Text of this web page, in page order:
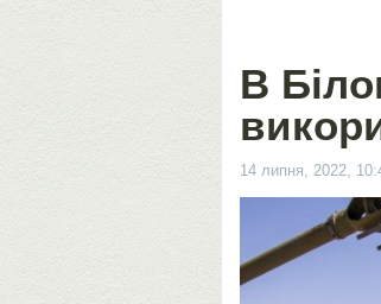
В
14 липня, 2022,